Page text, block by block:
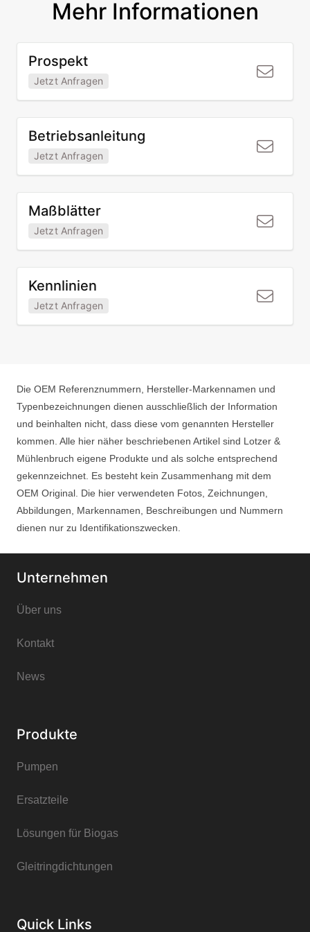
Mehr Informationen
Prospekt
Jetzt Anfragen
Betriebsanleitung
Jetzt Anfragen
Maßblätter
Jetzt Anfragen
Kennlinien
Jetzt Anfragen
Die OEM Referenznummern, Hersteller-Markennamen und
Typenbezeichnungen dienen ausschließlich der Information
und beinhalten nicht, dass diese vom genannten Hersteller
kommen. Alle hier näher beschriebenen Artikel sind Lotzer &
Mühlenbruch eigene Produkte und als solche entsprechend
gekennzeichnet. Es besteht kein Zusammenhang mit dem
OEM Original. Die hier verwendeten Fotos, Zeichnungen,
Abbildungen, Markennamen, Beschreibungen und Nummern
dienen nur zu Identifikationszwecken.
Unternehmen
Über uns
Kontakt
News
Produkte
Pumpen
Ersatzteile
Lösungen für Biogas
Gleitringdichtungen
Quick Links